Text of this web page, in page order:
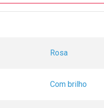
Rosa
Com brilho